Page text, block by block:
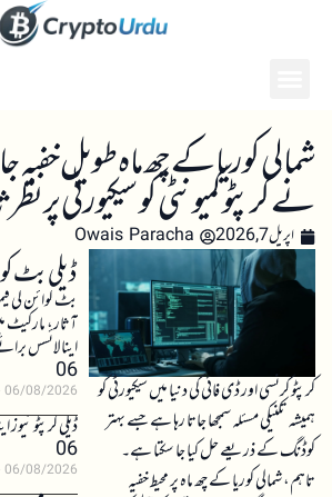
شمالی کوریا کے چھ ماہ طویل
نے کرپٹو کمیونٹی کو سیکیورٹی پر
اپریل 7, 2026 Owais Paracha
کرپٹو کرنسی اور ڈی فائی کی دنیا میں سیکیورٹی کو
ہمیشہ تکنیکی مسئلہ سمجھا جاتا رہا ہے جسے بہتر
کوڈنگ کے ذریعے حل کیا جا سکتا ہے۔
تاہم، شمالی کوریا کے چھ ماہ پر محیط خفیہ
ڈیلی بٹ
بٹ کوائن کی
آثار، مارکیٹ
06
06/08/2026
06
06/08/2026